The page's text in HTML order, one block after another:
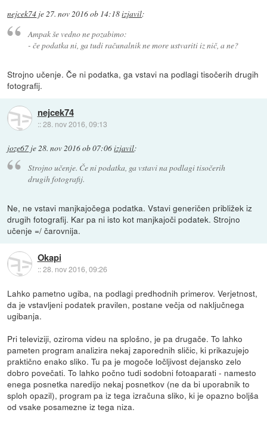
nejcek74 je27. nov 2016 ob 14:18izjavil:
Ampak še vedno ne pozabimo:
- če podatka ni, ga tudi računalnik ne more ustvariti iz nič, a ne?
Strojno učenje. Če ni podatka, ga vstavi na podlagi tisočerih drugih
fotografij.
nejcek74
::28. nov 2016, 09:13
joze67 je28. nov 2016 ob 07:06izjavil:
Strojno učenje. Če ni podatka, ga vstavi na podlagi tisočerih
drugih fotografij.
Ne, ne vstavi manjkajočega podatka. Vstavi generičen približek iz
drugih fotografij. Kar pa ni isto kot manjkajoči podatek. Strojno
učenje =/ čarovnija.
Okapi
::28. nov 2016, 09:26
Lahko pametno ugiba, na podlagi predhodnih primerov. Verjetnost,
da je vstavljeni podatek pravilen, postane večja od naključnega
ugibanja.
Pri televiziji, oziroma videu na splošno, je pa drugače. To lahko
pameten program analizira nekaj zaporednih sličic, ki prikazujejo
praktično enako sliko. Tu pa je mogoče ločljivost dejansko zelo
dobro povečati. To lahko počno tudi sodobni fotoaparati - namesto
enega posnetka naredijo nekaj posnetkov (ne da bi uporabnik to
sploh opazil), program pa iz tega izračuna sliko, ki je opazno boljša
od vsake posamezne iz tega niza.